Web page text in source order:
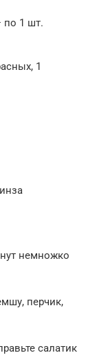
по 1 шт.
1
немножко
перчик,
салатик